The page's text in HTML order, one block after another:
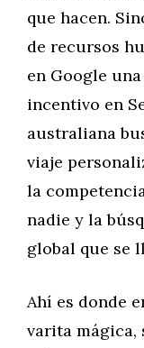
que hacen.
de recursos
en Google
incentivo en
australiana
viaje
la
nadie y la
global que se
Ahí es donde
varita mágica,